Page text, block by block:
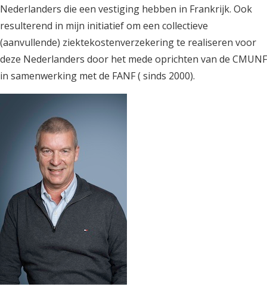
Nederlanders die een vestiging hebben in Frankrijk. Ook
resulterend in mijn initiatief om een collectieve
(aanvullende) ziektekostenverzekering te realiseren voor
deze Nederlanders door het mede oprichten van de CMUNF
in samenwerking met de FANF ( sinds 2000).